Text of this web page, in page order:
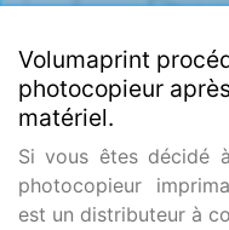
Volumaprint
photocopieur
matériel.
Si vous êtes décidé
photocopieur
est un distributeur à